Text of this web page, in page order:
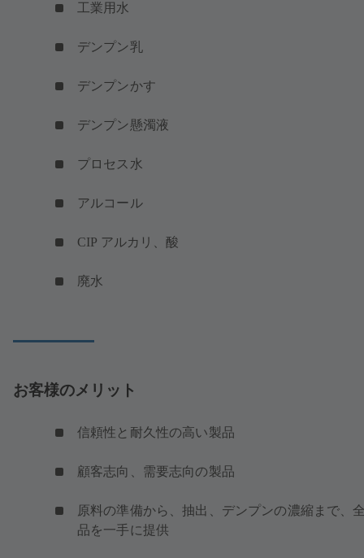
工業用水
デンプン乳
デンプンかす
デンプン懸濁液
プロセス水
アルコール
CIP アルカリ、酸
廃水
お客様のメリット
信頼性と耐久性の高い製品
顧客志向、需要志向の製品
原料の準備から、抽出、デンプンの濃縮まで、
品を一手に提供